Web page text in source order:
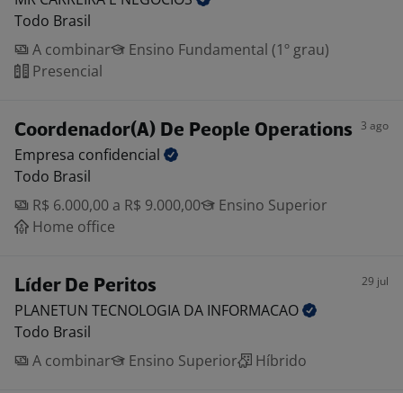
Todo Brasil
A combinar
Ensino Fundamental (1º grau)
Presencial
Coordenador(A) De People Operations 3 ago
Empresa confidencial
Todo Brasil
R$ 6.000,00 a R$ 9.000,00
Ensino Superior
Home office
Líder De Peritos 29 jul
PLANETUN TECNOLOGIA DA INFORMACAO
Todo Brasil
A combinar
Ensino Superior Híbrido